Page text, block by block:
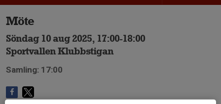
Möte
Söndag 10 aug 2025, 17:00-18:00
Sportvallen Klubbstigan
Samling: 17:00